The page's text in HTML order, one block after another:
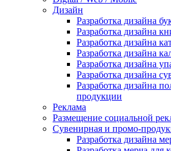
Дизайн
Разработка дизайна
Разработка дизайна
Разработка дизайна
Разработка дизайна
Разработка дизайна
Разработка дизайна
Разработка дизайна
продукции
Реклама
Размещение социальной
Сувенирная и промо-
Разработка дизайна